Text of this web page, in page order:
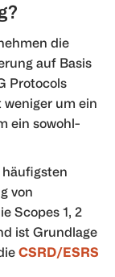
die
auf Basis
Protocols
um ein
ein sowohl-
häufigsten
von
Scopes 1, 2
ist Grundlage
CSRD/ESRS